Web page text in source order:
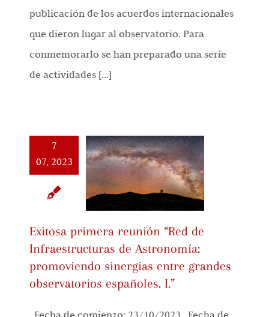
publicación de los acuerdos internacionales
que dieron lugar al observatorio. Para
conmemorarlo se han preparado una serie
de actividades [...]
7
07, 2023
Exitosa primera reunión “Red de
Infraestructuras de Astronomía:
promoviendo sinergias entre grandes
observatorios españoles. I.”
Fecha de comienzo: 23/10/2023 Fecha de